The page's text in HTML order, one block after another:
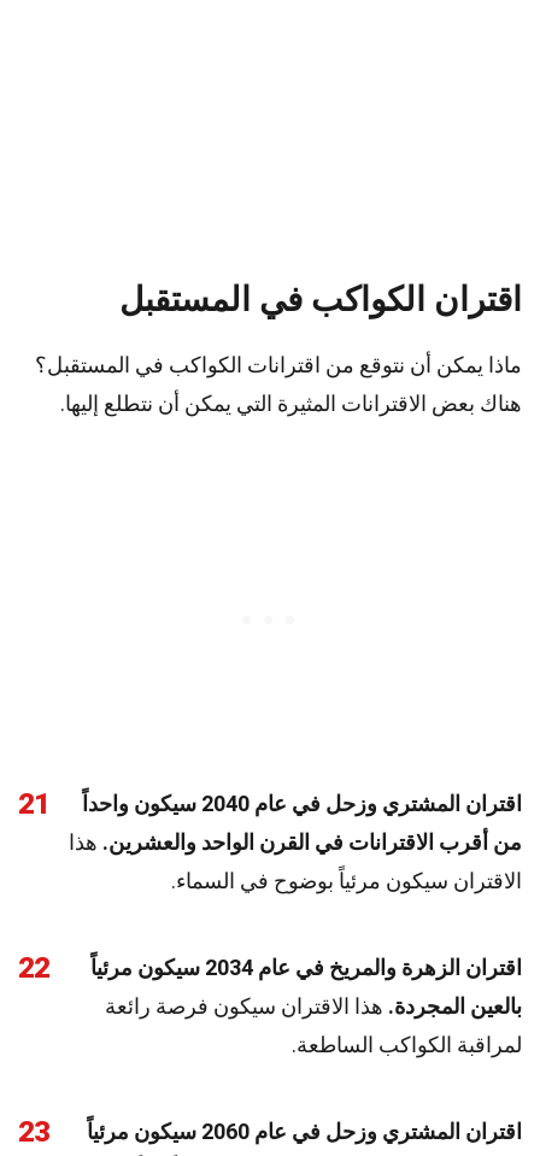
اقتران الكواكب في المستقبل
ماذا يمكن أن نتوقع من اقترانات الكواكب في المستقبل؟
هناك بعض الاقترانات المثيرة التي يمكن أن نتطلع إليها.
21
اقتران المشتري وزحل في عام 2040 سيكون واحداً
من أقرب الاقترانات في القرن الواحد والعشرين. هذا
الاقتران سيكون مرئياً بوضوح في السماء.
22
اقتران الزهرة والمريخ في عام 2034 سيكون مرئياً
بالعين المجردة. هذا الاقتران سيكون فرصة رائعة
لمراقبة الكواكب الساطعة.
23
اقتران المشتري وزحل في عام 2060 سيكون مرئياً